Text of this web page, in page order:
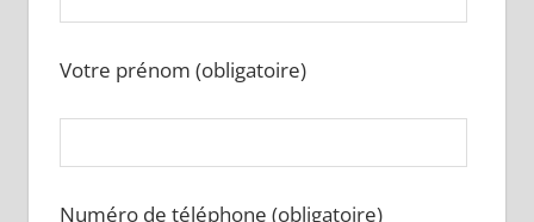
Votre prénom (obligatoire)
Numéro de téléphone (obligatoire)